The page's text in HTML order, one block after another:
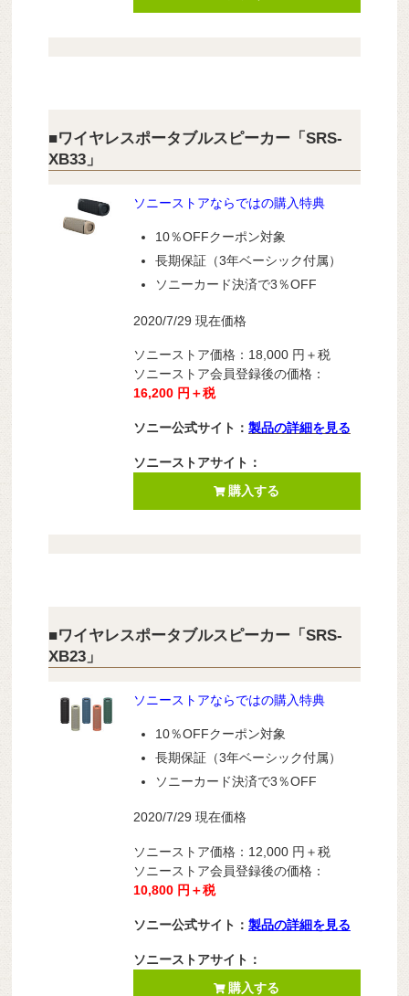
■ワイヤレスポータブルスピーカー「SRS-
XB33」
ソニーストアならではの購入特典
10％OFFクーポン対象
長期保証（3年ベーシック付属）
ソニーカード決済で3％OFF
2020/7/29 現在価格
ソニーストア価格： 18,000 円＋税
ソニーストア会員登録後の価格：
16,200 円＋税
ソニー公式サイト： 製品の詳細を見る
ソニーストアサイト：
購入する
■ワイヤレスポータブルスピーカー「SRS-
XB23」
ソニーストアならではの購入特典
10％OFFクーポン対象
長期保証（3年ベーシック付属）
ソニーカード決済で3％OFF
2020/7/29 現在価格
ソニーストア価格： 12,000 円＋税
ソニーストア会員登録後の価格：
10,800 円＋税
ソニー公式サイト： 製品の詳細を見る
ソニーストアサイト：
購入する